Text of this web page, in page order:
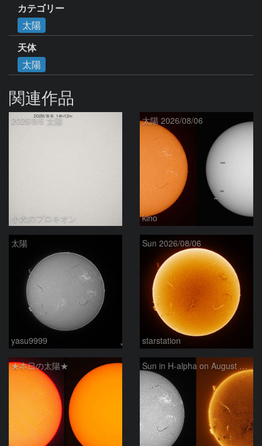
カテゴリー
太陽
天体
太陽
関連作品
2026/8/6 太陽
小犬のプロキオン
太陽 2026/08/06
kino
太陽
yasu9999
Sun 2026/08/06
starstation
★本日の太陽★ Sun in H-alpha on August 6, 2026